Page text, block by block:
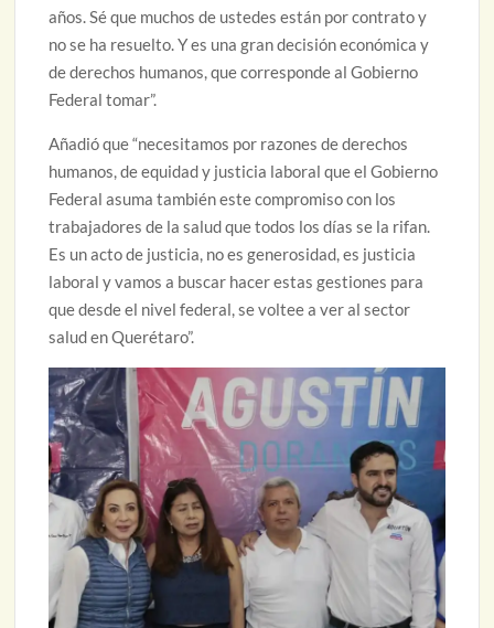
años. Sé que muchos de ustedes están por contrato y
no se ha resuelto. Y es una gran decisión económica y
de derechos humanos, que corresponde al Gobierno
Federal tomar”.
Añadió que “necesitamos por razones de derechos
humanos, de equidad y justicia laboral que el Gobierno
Federal asuma también este compromiso con los
trabajadores de la salud que todos los días se la rifan.
Es un acto de justicia, no es generosidad, es justicia
laboral y vamos a buscar hacer estas gestiones para
que desde el nivel federal, se voltee a ver al sector
salud en Querétaro”.